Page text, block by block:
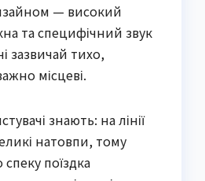
— високий
та специфічний звук
зазвичай тихо,
місцеві.
знають: на лінії
натовпи, тому
поїздка